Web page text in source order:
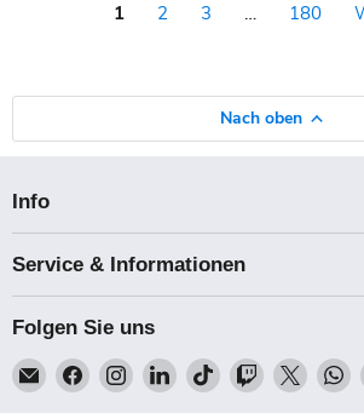
1 2 3 … 180
Nach oben
Info
Service & Informationen
Folgen Sie uns
Email
Talk-
Finden
Sie
Finden
Sie
Finden
Sie
Finden
Sie
Finden
Sie
Finden
Sie